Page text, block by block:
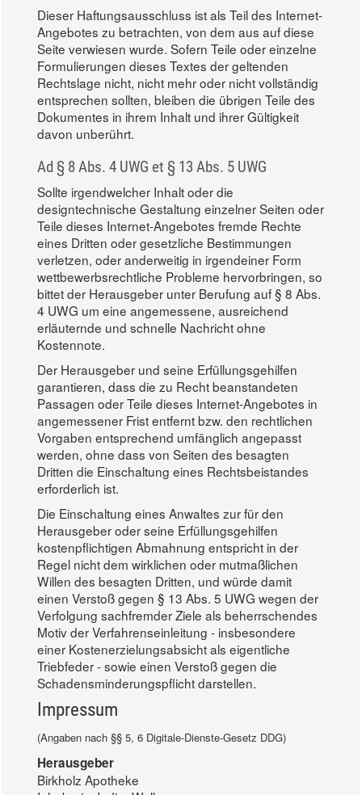
Dieser Haftungsausschluss ist als Teil des Internet-
Angebotes zu betrachten, von dem aus auf diese
Seite verwiesen wurde. Sofern Teile oder einzelne
Formulierungen dieses Textes der geltenden
Rechtslage nicht, nicht mehr oder nicht vollständig
entsprechen sollten, bleiben die übrigen Teile des
Dokumentes in ihrem Inhalt und ihrer Gültigkeit
davon unberührt.
Ad § 8 Abs. 4 UWG et § 13 Abs. 5 UWG
Sollte irgendwelcher Inhalt oder die
designtechnische Gestaltung einzelner Seiten oder
Teile dieses Internet-Angebotes fremde Rechte
eines Dritten oder gesetzliche Bestimmungen
verletzen, oder anderweitig in irgendeiner Form
wettbewerbsrechtliche Probleme hervorbringen, so
bittet der Herausgeber unter Berufung auf § 8 Abs.
4 UWG um eine angemessene, ausreichend
erläuternde und schnelle Nachricht ohne
Kostennote.
Der Herausgeber und seine Erfüllungsgehilfen
garantieren, dass die zu Recht beanstandeten
Passagen oder Teile dieses Internet-Angebotes in
angemessener Frist entfernt bzw. den rechtlichen
Vorgaben entsprechend umfänglich angepasst
werden, ohne dass von Seiten des besagten
Dritten die Einschaltung eines Rechtsbeistandes
erforderlich ist.
Die Einschaltung eines Anwaltes zur für den
Herausgeber oder seine Erfüllungsgehilfen
kostenpflichtigen Abmahnung entspricht in der
Regel nicht dem wirklichen oder mutmaßlichen
Willen des besagten Dritten, und würde damit
einen Verstoß gegen § 13 Abs. 5 UWG wegen der
Verfolgung sachfremder Ziele als beherrschendes
Motiv der Verfahrenseinleitung - insbesondere
einer Kostenerzielungsabsicht als eigentliche
Triebfeder - sowie einen Verstoß gegen die
Schadensminderungspflicht darstellen.
Impressum
(Angaben nach §§ 5, 6 Digitale-Dienste-Gesetz DDG)
Herausgeber
Birkholz Apotheke